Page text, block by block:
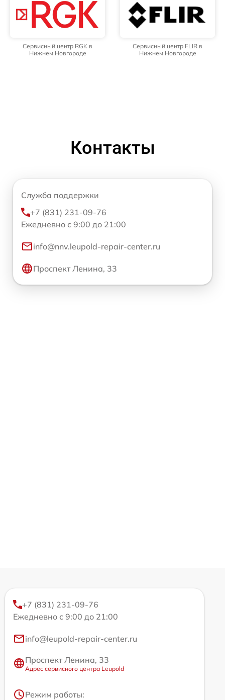
Сервисный центр RGK в
Нижнем Новгороде
Сервисный центр FLIR в
Нижнем Новгороде
Контакты
Служба поддержки
+7 (831) 231-09-76
Ежедневно с 9:00 до 21:00
info@nnv.leupold-repair-center.ru
Проспект Ленина, 33
+7 (831) 231-09-76
Ежедневно с 9:00 до 21:00
info@leupold-repair-center.ru
Проспект Ленина, 33
Адрес сервисного центра Leupold
Режим работы: